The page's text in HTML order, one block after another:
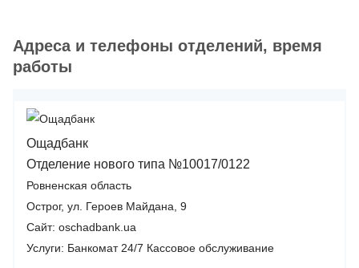
Адреса и телефоны отделений, время
работы
Ощадбанк
Отделение нового типа №10017/0122
Ровненская область
Острог, ул. Героев Майдана, 9
Сайт: oschadbank.ua
Услуги: Банкомат 24/7 Кассовое обслуживание